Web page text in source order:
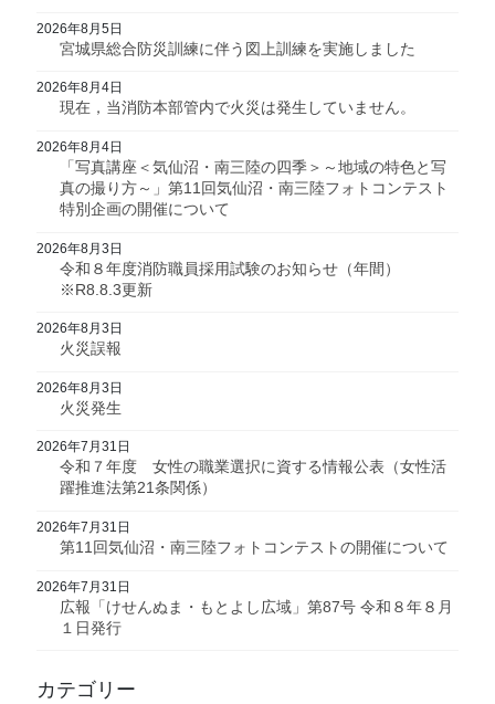
送宮城県総合防災訓練に伴う図上訓練を実施しました
2026年8月5日
現在，当消防本部管内で火災は発生していません。
2026年8月4日
「写真講座＜気仙沼・南三陸の四季＞～地域の特色と写
真の撮り方～」第11回気仙沼・南三陸フォトコンテスト
特別企画の開催について
2026年8月4日
令和８年度消防職員採用試験のお知らせ（年間）
※R8.8.3更新
2026年8月3日
火災誤報
2026年8月3日
火災発生
2026年8月3日
令和７年度 女性の職業選択に資する情報公表（女性活
躍推進法第21条関係）
2026年7月31日
第11回気仙沼・南三陸フォトコンテストの開催について
2026年7月31日
広報「けせんぬま・もとよし広域」第87号 令和８年８月
１日発行
2026年7月31日
カテゴリー